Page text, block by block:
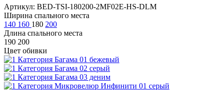
Артикул: BED-TSI-180200-2MF02E-HS-DLM
Ширина спального места
140 160 180 200
Длина спального места
190 200
Цвет обивки